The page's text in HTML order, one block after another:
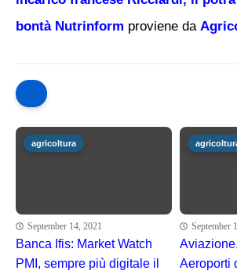
bontà Nutrinform proviene da
agricoltura
September 14, 2021
Banca Ifis: Market Watch
PMI, sempre più digitale il
September
Aeroporti